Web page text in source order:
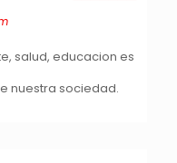
salud, educacion es
nuestra sociedad.